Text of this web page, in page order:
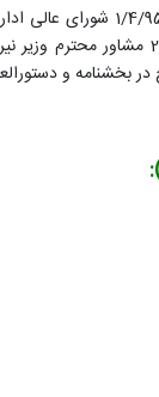
1498676 مورخ 15/8/96 سازمان اداری و
بخشنامه و